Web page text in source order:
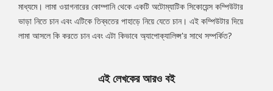
Article
মাধ্যমে। লামা ওয়াগনারের কোম্পানি থেকে একটি অটোম্যাটিক সিকোয়েন্স কম্পিউটার
ভাড়া নিতে চান এবং এটিকে তিব্বতের পাহাড়ে নিয়ে যেতে চান। এই কম্পিউটার দিয়ে
লামা আসলে কি করতে চান এবং এটা কিভাবে অ্যাপোক্যালিপ্স'র সাথে সম্পর্কিত?
এই লেখকের আরও বই